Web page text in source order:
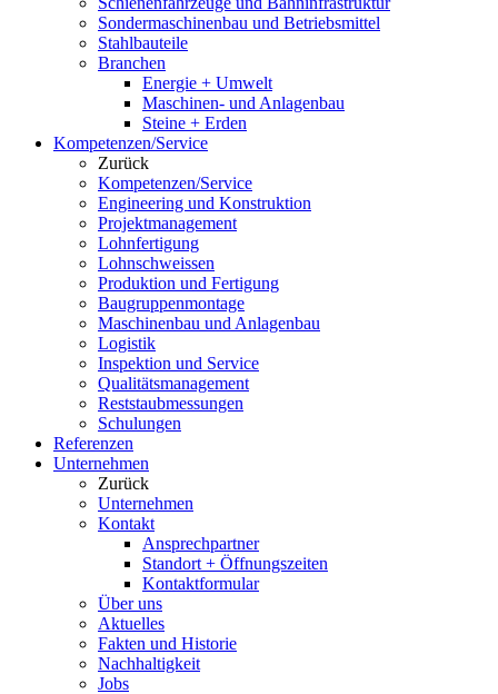
Sondermaschinenbau und Betriebsmittel
Stahlbauteile
Branchen
Energie + Umwelt
Maschinen- und Anlagenbau
Steine + Erden
Kompetenzen/Service
Zurück
Kompetenzen/Service
Engineering und Konstruktion
Projektmanagement
Lohnfertigung
Lohnschweissen
Produktion und Fertigung
Baugruppenmontage
Maschinenbau und Anlagenbau
Logistik
Inspektion und Service
Qualitätsmanagement
Reststaubmessungen
Schulungen
Referenzen
Unternehmen
Zurück
Unternehmen
Kontakt
Ansprechpartner
Standort + Öffnungszeiten
Kontaktformular
Über uns
Aktuelles
Fakten und Historie
Nachhaltigkeit
Jobs